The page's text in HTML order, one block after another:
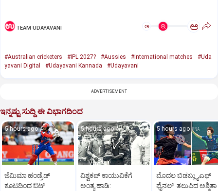
TEAM UDAYAVANI ಅ ಅ
#Australian cricketers #IPL 2027? #Aussies #international matches
#Uda
yavani Digital
#Udayavani Kannada #Udayavani
ADVERTISEMENT
ಇನ್ನಷ್ಟು ಸುದ್ದಿ ಈ ವಿಭಾಗದಿಂದ
5 hours ago
ಜೆಮಿಮಾ ಹಂಡ್ರೆಡ್‌
ಕೂಟದಿಂದ ಔಟ್‌
5 hours ago
ವಿಶ್ವಕಪ್‌ ಕಾಯುವಿಕೆಗೆ
ಅಂತ್ಯ ಹಾಡಿ:
5 hours ago
ಮೊದಲ ಬಿಡಬ್ಲ್ಯುಎಫ್‌
ಫೈನಲ್‌ ತಲುಪಿದ ಅಶ್ಮಿತಾ